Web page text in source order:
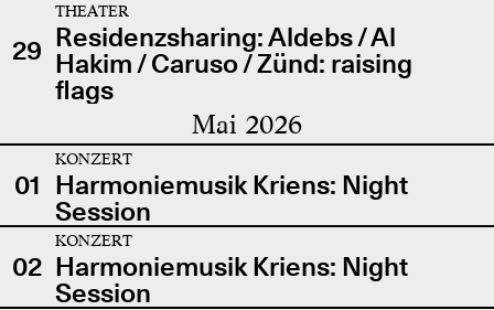
29
THEATER
Residenzsharing: Aldebs / Al
Hakim / Caruso / Zünd: raising
flags
Mai 2026
01
KONZERT
Harmoniemusik Kriens: Night
Session
02
KONZERT
Harmoniemusik Kriens: Night
Session